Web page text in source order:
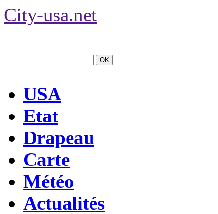
City-usa.net
USA
Etat
Drapeau
Carte
Météo
Actualités